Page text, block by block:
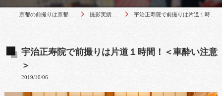
京都の前撮りは京都祇園 三々九度 撮影実績のご紹介 宇治正寿院で前撮りは片道１時間！＜車酔い注意＞
宇治正寿院で前撮りは片道１時間！＜車酔い注意
＞
2019/10/06